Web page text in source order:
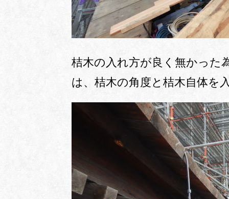
桔木の入れ方が良く無かった
は、桔木の角度と桔木自体を